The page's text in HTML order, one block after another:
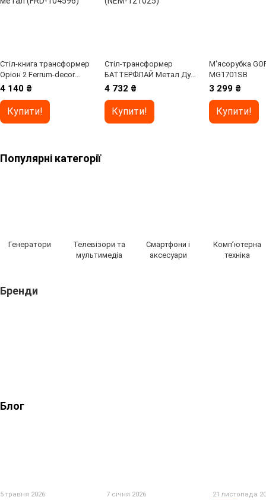
Стіл-книга трансформер
Оріон 2 Ferrum-decor
Білий метал (FRD-104596)
4 140 ₴
Купити!
Стіл-трансформер
БАТТЕРФЛАЙ Метал Дуб
аппалачі/Чорний (NEM-
4 732 ₴
Купити!
М'ясорубка
MG1701SB
3 299 ₴
Купити!
Популярні категорії
Генератори
Телевізори та
мультимедіа
Смартфони і
аксесуари
Компʼютерна
техніка
Бренди
Блог
5 травня 2026 7 січня 2026 21 листопада